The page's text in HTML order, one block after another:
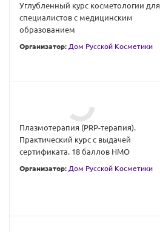
Углубленный курс косметологии для
специалистов с медицинским
образованием
Организатор: Дом Русской Косметики
Плазмoтерапия (PRP-терапия).
Практический курс с выдачей
сертификата. 18 баллов НМО
Организатор: Дом Русской Косметики